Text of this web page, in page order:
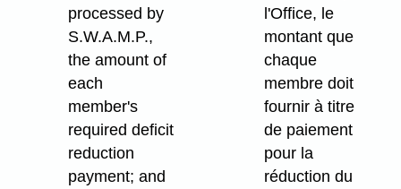
processed by
S.W.A.M.P.,
the amount of
each
member's
required deficit
reduction
payment; and
l'Office, le
montant que
chaque
membre doit
fournir à titre
de paiement
pour la
réduction du